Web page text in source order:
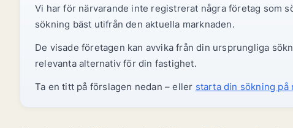
Vi har för närvarande inte registrerat några företag som
sökning bäst utifrån den aktuella marknaden.
De visade företagen kan avvika från din ursprungliga
relevanta alternativ för din fastighet.
Ta en titt på förslagen nedan – eller starta din sökning på